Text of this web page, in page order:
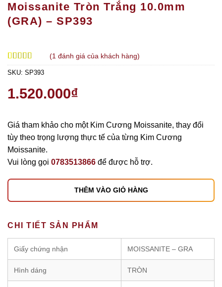
Moissanite Tròn Trắng 10.0mm
(GRA) – SP393
5.00trên 5
dựa trên
1
(1 đánh giá của khách hàng)
SKU: SP393
1.520.000₫
Giá tham khảo cho một Kim Cương Moissanite, thay đổi
tùy theo trọng lượng thực tế của từng Kim Cương
Moissanite.
Vui lòng gọi 0783513866 để được hỗ trợ.
THÊM VÀO GIỎ HÀNG
CHI TIẾT SẢN PHẨM
Giấy chứng nhận MOISSANITE – GRA
Hình dáng TRÒN